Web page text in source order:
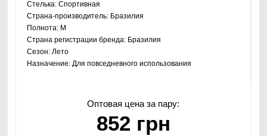
Стелька:Спортивная
Страна-производитель: Бразилия
Полнота: M
Страна регистрации бренда: Бразилия
Сезон:Лето
Назначение:Для повседневного использования
Оптовая цена за пару:
852 грн